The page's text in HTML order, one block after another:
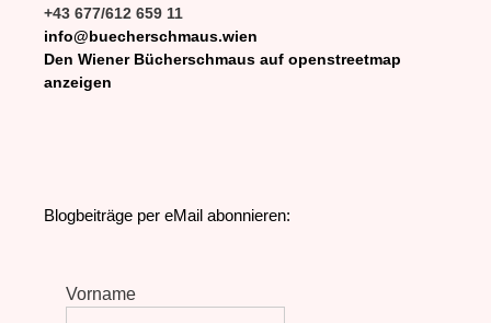
+43 677/612 659 11
info@buecherschmaus.wien
Den Wiener Bücherschmaus auf openstreetmap
anzeigen
Blogbeiträge per eMail abonnieren:
Vorname